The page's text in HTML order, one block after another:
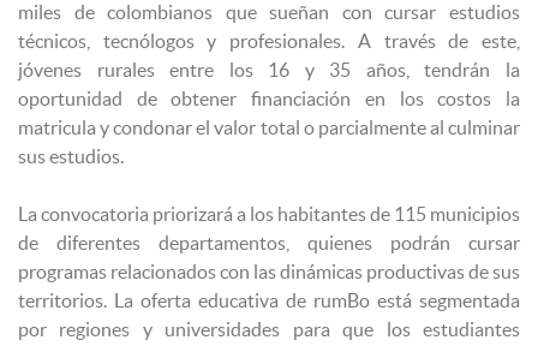
miles de colombianos que sueñan con cursar estudios
técnicos, tecnólogos y profesionales. A través de este,
jóvenes rurales entre los 16 y 35 años, tendrán la
oportunidad de obtener financiación en los costos la
matricula y condonar el valor total o parcialmente al culminar
sus estudios.
La convocatoria priorizará a los habitantes de 115 municipios
de diferentes departamentos, quienes podrán cursar
programas relacionados con las dinámicas productivas de sus
territorios. La oferta educativa de rumBo está segmentada
por regiones y universidades para que los estudiantes